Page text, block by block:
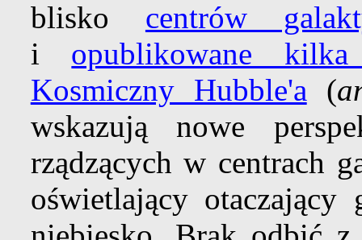
blisko centrów
i opublikowane
Kosmiczny Hubble'a (
wskazują nowe
rządzących w centrach
oświetlający